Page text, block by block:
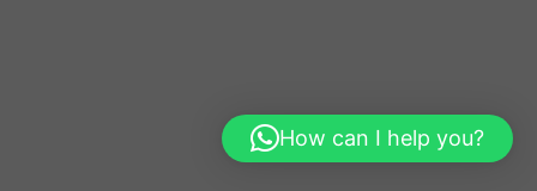
How can I help you?